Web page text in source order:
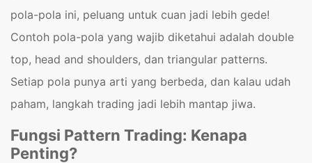
pola-pola ini, peluang untuk cuan jadi lebih gede!
Contoh pola-pola yang wajib diketahui adalah double
top, head and shoulders, dan triangular patterns.
Setiap pola punya arti yang berbeda, dan kalau udah
paham, langkah trading jadi lebih mantap jiwa.
Fungsi Pattern Trading: Kenapa
Penting?